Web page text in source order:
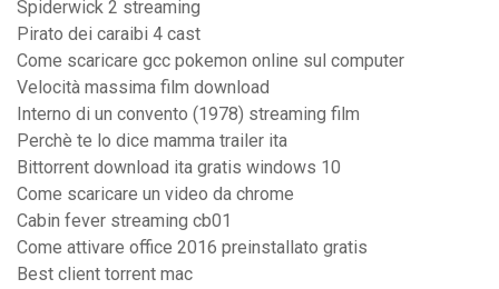
Spiderwick 2 streaming
Pirato dei caraibi 4 cast
Come scaricare gcc pokemon online sul computer
Velocità massima film download
Interno di un convento (1978) streaming film
Perchè te lo dice mamma trailer ita
Bittorrent download ita gratis windows 10
Come scaricare un video da chrome
Cabin fever streaming cb01
Come attivare office 2016 preinstallato gratis
Best client torrent mac